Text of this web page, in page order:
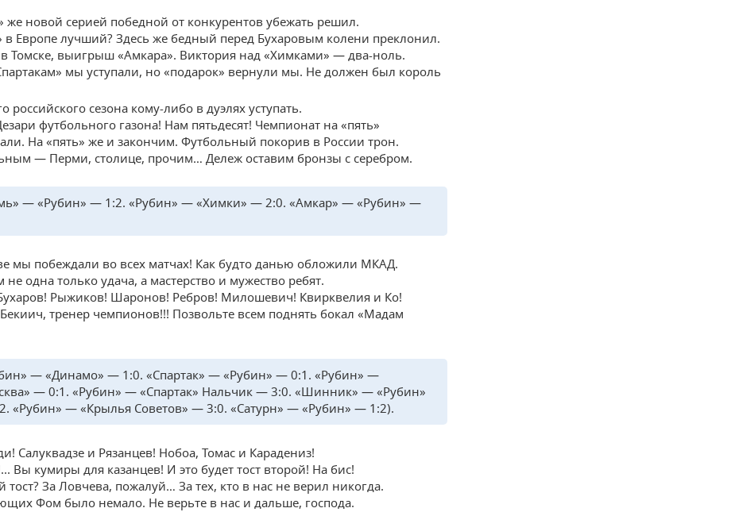
же новой серией победной от конкурентов убежать решил.
в Европе лучший? Здесь же бедный перед Бухаровым колени преклонил.
Томске, выигрыш «Амкара». Виктория над «Химками» — два-ноль.
мы уступали, но «подарок» вернули мы. Не должен был король
российского сезона кому-либо в дуэлях уступать.
футбольного газона! Нам пятьдесят! Чемпионат на «пять»
На «пять» же и закончим. Футбольный покорив в России трон.
— Перми, столице, прочим… Дележ оставим бронзы с серебром.
— «Рубин» — 1:2. «Рубин» — «Химки» — 2:0. «Амкар» — «Рубин» —
мы побеждали во всех матчах! Как будто данью обложили МКАД.
не одна только удача, а мастерство и мужество ребят.
Рыжиков! Шаронов! Ребров! Милошевич! Квирквелия и Ко!
тренер чемпионов!!! Позвольте всем поднять бокал «Мадам
— «Динамо» — 1:0. «Спартак» — «Рубин» — 0:1. «Рубин» —
— 0:1. «Рубин» — «Спартак» Нальчик — 3:0. «Шинник» — «Рубин»
«Рубин» — «Крылья Советов» — 3:0. «Сатурн» — «Рубин» — 1:2).
Салуквадзе и Рязанцев! Нобоа, Томас и Карадениз!
Вы кумиры для казанцев! И это будет тост второй! На бис!
тост? За Ловчева, пожалуй… За тех, кто в нас не верил никогда.
Фом было немало. Не верьте в нас и дальше, господа.